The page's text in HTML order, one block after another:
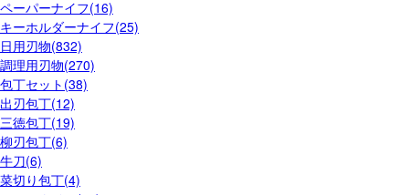
ペーパーナイフ(16)
キーホルダーナイフ(25)
日用刃物(832)
調理用刃物(270)
包丁セット(38)
出刃包丁(12)
三徳包丁(19)
柳刃包丁(6)
牛刀(6)
菜切り包丁(4)